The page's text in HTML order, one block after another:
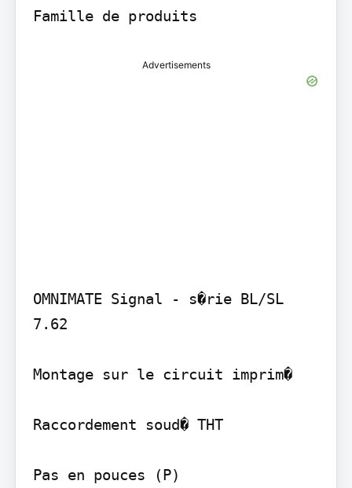
Advertisements
OMNIMATE Signal - s�rie BL/SL
7.62
Montage sur le circuit imprim�
Raccordement soud� THT
Pas en pouces (P)